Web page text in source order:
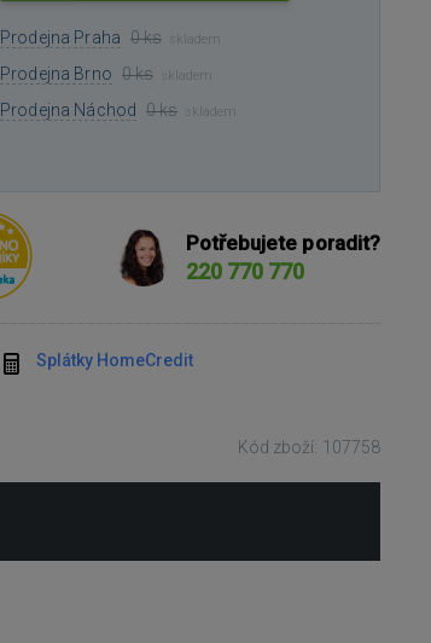
Prodejna Praha 0 ks skladem
Prodejna Brno 0 ks skladem
Prodejna Náchod 0 ks skladem
Potřebujete poradit?
220 770 770
Splátky HomeCredit
Kód zboží: 107758